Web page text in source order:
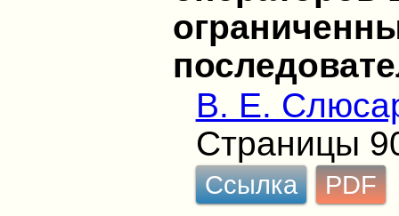
В. Е.
Страницы
Ссылка PDF